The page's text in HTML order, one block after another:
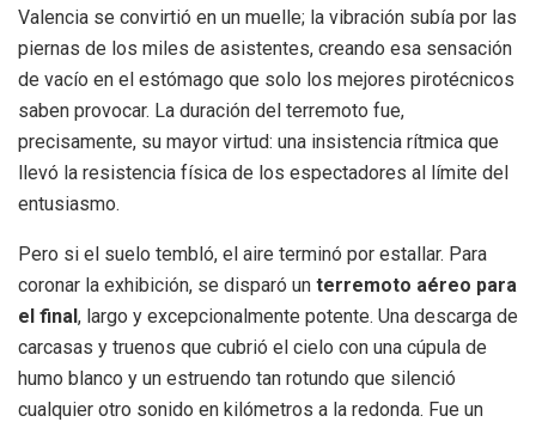
Valencia se convirtió en un muelle; la vibración subía por las
piernas de los miles de asistentes, creando esa sensación
de vacío en el estómago que solo los mejores pirotécnicos
saben provocar. La duración del terremoto fue,
precisamente, su mayor virtud: una insistencia rítmica que
llevó la resistencia física de los espectadores al límite del
entusiasmo.
Pero si el suelo tembló, el aire terminó por estallar. Para
coronar la exhibición, se disparó un terremoto aéreo para
el final , largo y excepcionalmente potente. Una descarga de
carcasas y truenos que cubrió el cielo con una cúpula de
humo blanco y un estruendo tan rotundo que silenció
cualquier otro sonido en kilómetros a la redonda. Fue un